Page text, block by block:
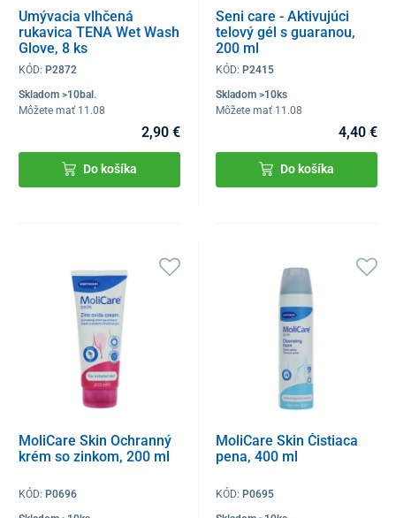
Umývacia vlhčená
rukavica TENA Wet Wash
Glove, 8 ks
KÓD: P2872
Skladom >10bal.
Môžete mať 11.08
2,90 €
Do košíka
Seni care - Aktivujúci
telový gél s guaranou,
200 ml
KÓD:P2415
Skladom >10ks
Môžete mať 11.08
4,40 €
Do košíka
MoliCare Skin Ochranný
krém so zinkom, 200 ml
KÓD: P0696
MoliCare Skin Čistiaca
pena, 400 ml
KÓD:P0695